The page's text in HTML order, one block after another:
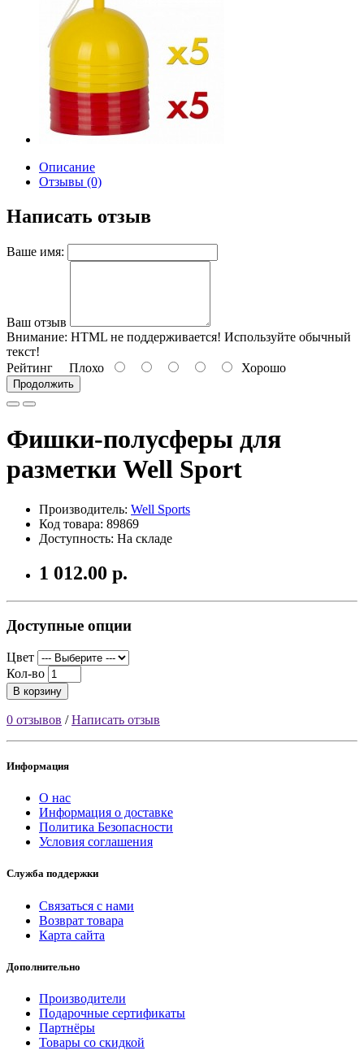
Описание
Отзывы (0)
Написать отзыв
Ваше имя:
Ваш отзыв
Внимание: HTML не поддерживается! Используйте обычный
текст!
Рейтинг Плохо Хорошо
Продолжить
Фишки-полусферы для
разметки Well Sport
Производитель: Well Sports
Код товара: 89869
Доступность: На складе
1 012.00 р.
Доступные опции
Цвет
Кол-во
В корзину
0 отзывов /Написать отзыв
Информация
О нас
Информация о доставке
Политика Безопасности
Условия соглашения
Служба поддержки
Связаться с нами
Возврат товара
Карта сайта
Дополнительно
Производители
Подарочные сертификаты
Партнёры
Товары со скидкой